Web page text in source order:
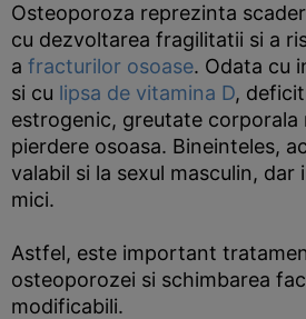
Osteoporoza reprezinta
cu dezvoltarea fragilitatii si a
a fracturilor osoase. Odata cu
si cu lipsa de vitamina D,
estrogenic, greutate corporala
pierdere osoasa. Bineinteles,
valabil si la sexul masculin,
mici.
Astfel, este important
osteoporozei si schimbarea
modificabili.